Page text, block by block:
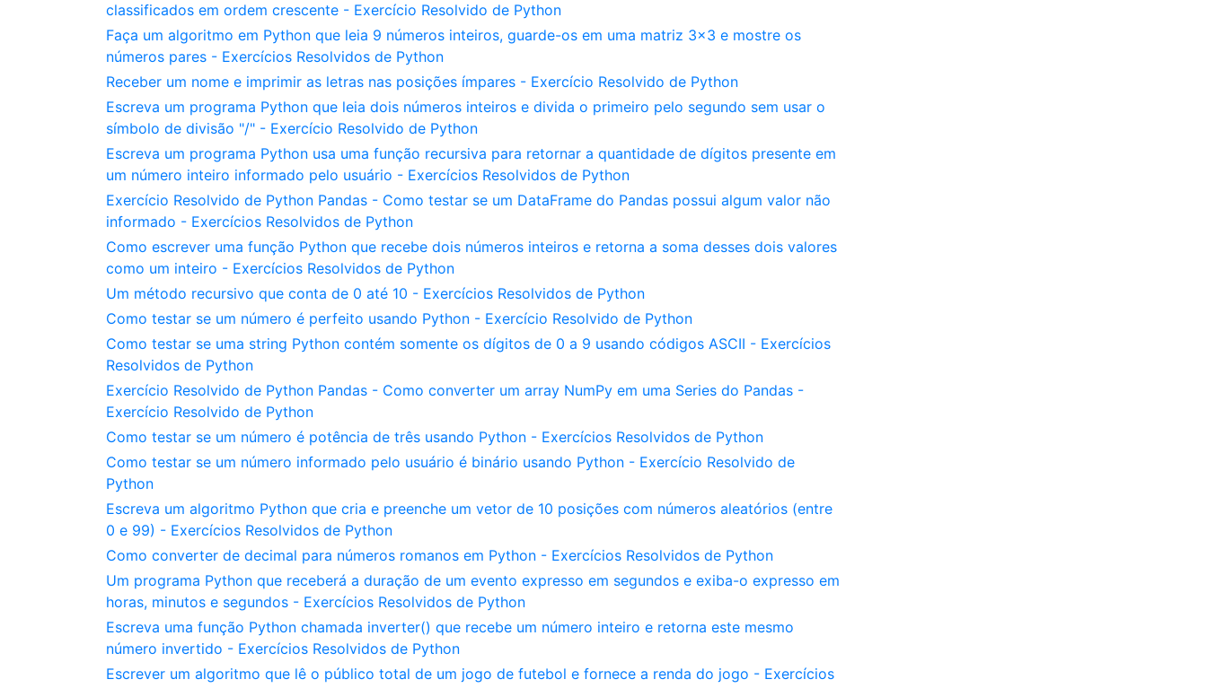
classificados em ordem crescente - Exercício Resolvido de Python
Faça um algoritmo em Python que leia 9 números inteiros, guarde-os em uma matriz 3x3 e mostre os
números pares - Exercícios Resolvidos de Python
Receber um nome e imprimir as letras nas posições ímpares - Exercício Resolvido de Python
Escreva um programa Python que leia dois números inteiros e divida o primeiro pelo segundo sem usar o
símbolo de divisão "/" - Exercício Resolvido de Python
Escreva um programa Python usa uma função recursiva para retornar a quantidade de dígitos presente em
um número inteiro informado pelo usuário - Exercícios Resolvidos de Python
Exercício Resolvido de Python Pandas - Como testar se um DataFrame do Pandas possui algum valor não
informado - Exercícios Resolvidos de Python
Como escrever uma função Python que recebe dois números inteiros e retorna a soma desses dois valores
como um inteiro - Exercícios Resolvidos de Python
Um método recursivo que conta de 0 até 10 - Exercícios Resolvidos de Python
Como testar se um número é perfeito usando Python - Exercício Resolvido de Python
Como testar se uma string Python contém somente os dígitos de 0 a 9 usando códigos ASCII - Exercícios
Resolvidos de Python
Exercício Resolvido de Python Pandas - Como converter um array NumPy em uma Series do Pandas -
Exercício Resolvido de Python
Como testar se um número é potência de três usando Python - Exercícios Resolvidos de Python
Como testar se um número informado pelo usuário é binário usando Python - Exercício Resolvido de
Python
Escreva um algoritmo Python que cria e preenche um vetor de 10 posições com números aleatórios (entre
0 e 99) - Exercícios Resolvidos de Python
Como converter de decimal para números romanos em Python - Exercícios Resolvidos de Python
Um programa Python que receberá a duração de um evento expresso em segundos e exiba-o expresso em
horas, minutos e segundos - Exercícios Resolvidos de Python
Escreva uma função Python chamada inverter() que recebe um número inteiro e retorna este mesmo
número invertido - Exercícios Resolvidos de Python
Escrever um algoritmo que lê o público total de um jogo de futebol e fornece a renda do jogo - Exercícios